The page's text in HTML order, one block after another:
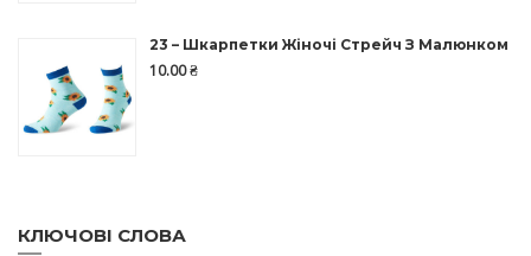
23 – Шкарпетки Жіночі Стрейч З Малюнком
10.00₴
КЛЮЧОВІ СЛОВА